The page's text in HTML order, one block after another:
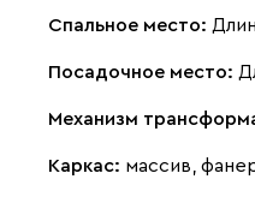
Спальное место:
Посадочное место:
Механизм
Каркас: массив,